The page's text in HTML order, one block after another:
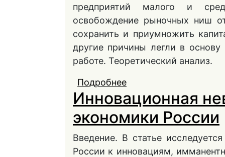
предприятий малого и
освобождение рыночных ниш
сохранить и приумножить
другие причины легли в основу
работе. Теоретический анализ.
Подробнее
современной
Инновационная
экономики России
Введение. В статье
России к инновациям,